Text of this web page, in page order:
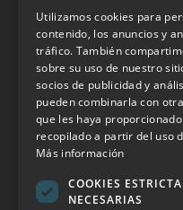
INFORMACIÓN LEGAL
Aviso Legal
Política de Privacidad
Política de Cookies
Política de calidad y
Contacto
Utilizamos cookies para
contenido, los anuncios y
tráfico. También
sobre su uso de nuestro
socios de publicidad y
pueden combinarla con
que les haya
recopilado a partir del uso
Más información
COOKIES
NECESARIAS